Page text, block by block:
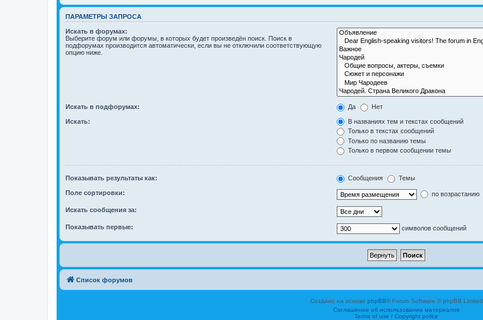
ПАРАМЕТРЫ ЗАПРОСА
Искать в форумах:
Выберите форум или форумы, в которых будет произведён поиск. Поиск в
подфорумах производится автоматически, если вы не отключили соответствующую
опцию ниже.
Искать в подфорумах: Да Нет
Искать:
В названиях тем и текстах сообщений
Только в текстах сообщений
Только по названию темы
Только в первом сообщении темы
Показывать результаты как: Сообщения Темы
Поле сортировки: по возрастанию
Искать сообщения за:
Показывать первые: символов сообщений
Список форумов
Создано на основе phpBB® Forum Software © phpBB Limited
Соглашение об использовании материалов
Terms of use / Copyright police